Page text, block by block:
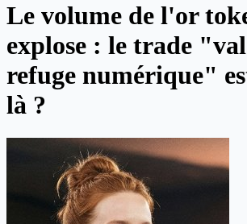
Le volume de l'or
explose : le trade
refuge numérique"
là ?